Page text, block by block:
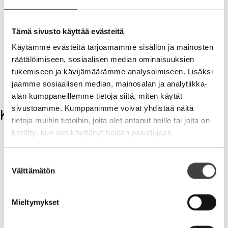
Tämä sivusto käyttää evästeitä
Käytämme evästeitä tarjoamamme sisällön ja mainosten
räätälöimiseen, sosiaalisen median ominaisuuksien
tukemiseen ja kävijämäärämme analysoimiseen. Lisäksi
jaamme sosiaalisen median, mainosalan ja analytiikka-
alan kumppaneillemme tietoja siitä, miten käytät
sivustoamme. Kumppanimme voivat yhdistää näitä
tietoja muihin tietoihin, joita olet antanut heille tai joita on
kerätty, kun olet käyttänyt heidän palvelujaan.
valinta
Välttämätön
Mieltymykset
keskustelua ja uusia avauksia.
Keskustelua on aivan turha käydä
kaikkien yhteinen etu ja arvokas prosessi,
jonka hyödyn jokaisen yrityksessä olisi
syytä tunnistaa.
Kommentit
Kirjoita kommentti
Aihe